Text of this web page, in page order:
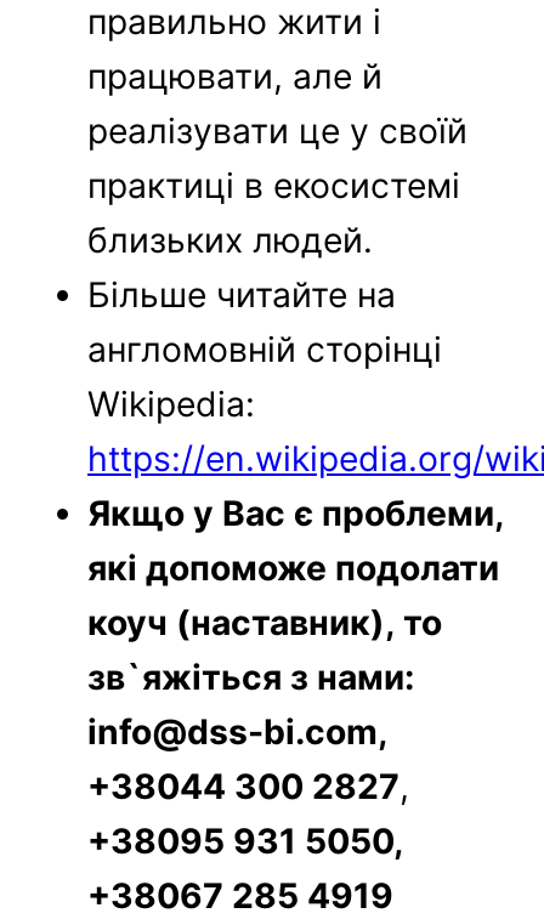
правильно жити і
працювати, але й
реалізувати це у своїй
практиці в екосистемі
близьких людей.
Більше читайте на
англомовній сторінці
Wikipedia:
https://en.wikipedia.org/
Якщо у Вас є проблеми,
які допоможе подолати
коуч (наставник), то
зв`яжіться з нами:
info@dss-bi.com,
+38044 300 2827,
+38095 931 5050,
+38067 285 4919